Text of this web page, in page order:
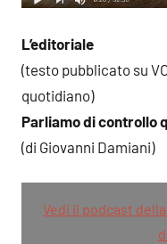
L’editoriale
(testo pubblicato su
quotidiano)
Parliamo di controllo
(di Giovanni Damiani)
Vedi il podcast